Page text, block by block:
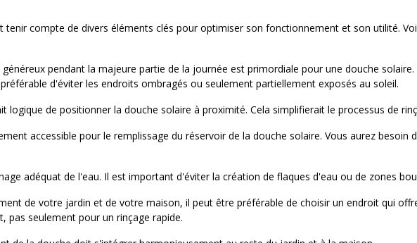
compte de divers éléments clés pour optimiser son fonctionnement et son utilité.
pendant la majeure partie de la journée est primordiale pour une douche
d'éviter les endroits ombragés ou seulement partiellement exposés au soleil.
logique de positionner la douche solaire à proximité. Cela simplifierait le processus de
accessible pour le remplissage du réservoir de la douche solaire. Vous aurez besoin
adéquat de l'eau. Il est important d'éviter la création de flaques d'eau ou de zones
de votre jardin et de votre maison, il peut être préférable de choisir un endroit qui
pas seulement pour un rinçage rapide.